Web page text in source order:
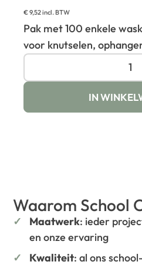
€9,52incl. BTW
Pak met 100 enkele
voor knutselen,
IN
Waarom School
Maatwerk: ieder
en onze ervaring
Kwaliteit: al ons